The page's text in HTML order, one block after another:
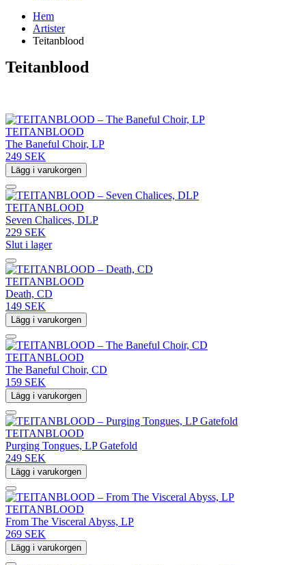
Hem
Artister
Teitanblood
Teitanblood
TEITANBLOOD
The Baneful Choir, LP
249 SEK
Lägg i varukorgen
TEITANBLOOD
Seven Chalices, DLP
229 SEK
Slut i lager
TEITANBLOOD
Death, CD
149 SEK
Lägg i varukorgen
TEITANBLOOD
The Baneful Choir, CD
159 SEK
Lägg i varukorgen
TEITANBLOOD
Purging Tongues, LP Gatefold
249 SEK
Lägg i varukorgen
TEITANBLOOD
From The Visceral Abyss, LP
269 SEK
Lägg i varukorgen